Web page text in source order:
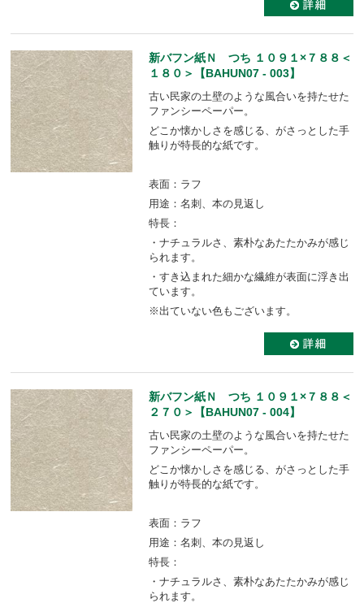
新バフン紙Ｎ つち １０９１×７８８＜
１８０＞【BAHUN07 - 003】
古い民家の土壁のような風合いを持たせた
ファンシーペーパー。
どこか懐かしさを感じる、がさっとした手
触りが特長的な紙です。
表面：ラフ
用途：名刺、本の見返し
特長：
・ナチュラルさ、素朴なあたたかみが感じ
られます。
・すき込まれた細かな繊維が表面に浮き出
ています。
※出ていない色もございます。
新バフン紙Ｎ つち １０９１×７８８＜
２７０＞【BAHUN07 - 004】
古い民家の土壁のような風合いを持たせた
ファンシーペーパー。
どこか懐かしさを感じる、がさっとした手
触りが特長的な紙です。
表面：ラフ
用途：名刺、本の見返し
特長：
・ナチュラルさ、素朴なあたたかみが感じ
られます。